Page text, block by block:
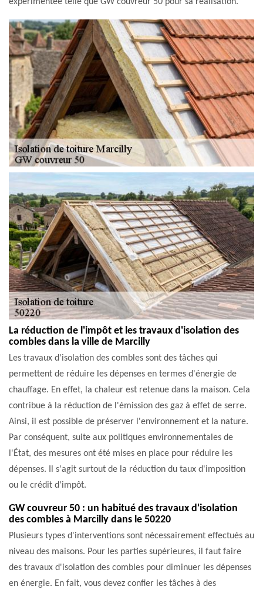
La réduction de l'impôt et les travaux d'isolation des
combles dans la ville de Marcilly
Les travaux d'isolation des combles sont des tâches qui
permettent de réduire les dépenses en termes d'énergie de
chauffage. En effet, la chaleur est retenue dans la maison. Cela
contribue à la réduction de l'émission des gaz à effet de serre.
Ainsi, il est possible de préserver l'environnement et la nature.
Par conséquent, suite aux politiques environnementales de
l'État, des mesures ont été mises en place pour réduire les
dépenses. Il s'agit surtout de la réduction du taux d'imposition
ou le crédit d'impôt.
GW couvreur 50 : un habitué des travaux d'isolation
des combles à Marcilly dans le 50220
Plusieurs types d'interventions sont nécessairement effectués au
niveau des maisons. Pour les parties supérieures, il faut faire
des travaux d'isolation des combles pour diminuer les dépenses
en énergie. En fait, vous devez confier les tâches à des